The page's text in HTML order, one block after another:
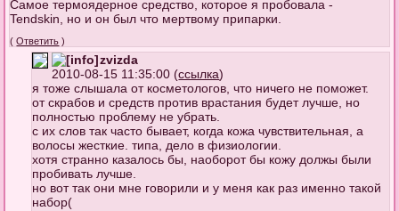
Самое термоядерное средство, которое я пробовала -
Tendskin, но и он был что мертвому припарки.
(Ответить )
zvizda
2010-08-15 11:35:00 (ссылка)
я тоже слышала от косметологов, что ничего не поможет.
от скрабов и средств против врастания будет лучше, но
полностью проблему не убрать.
с их слов так часто бывает, когда кожа чувствительная, а
волосы жесткие. типа, дело в физиологии.
хотя странно казалось бы, наоборот бы кожу должы были
пробивать лучше.
но вот так они мне говорили и у меня как раз именно такой
набор(